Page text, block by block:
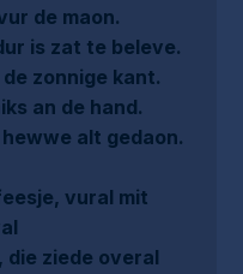
de maon.
is zat te beleve.
zonnige kant.
an de hand.
alt gedaon.
vural mit
die ziede overal